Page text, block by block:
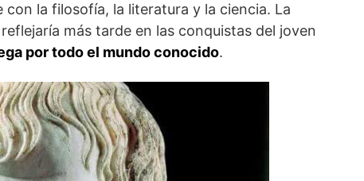
con la filosofía, la literatura y la ciencia. La
más tarde en las conquistas del joven
por todo el mundo conocido.